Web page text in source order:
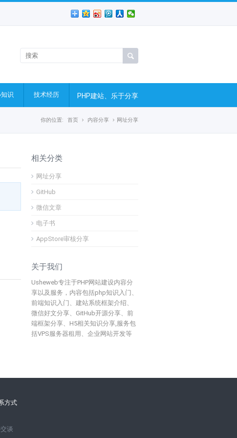
识 技术经历 PHP建站、乐于分享
你的位置: 首页 内容分享 网址分享
相关分类
网址分享
GitHub
微信文章
电子书
AppStore审核分享
关于我们
Usheweb专注于PHP网站建设内容分
享以及服务，内容包括php知识入门、
前端知识入门、建站系统框架介绍、
微信好文分享、GitHub开源分享、前
端框架分享、H5相关知识分享,服务包
括VPS服务器租用、企业网站开发等
方式
谈